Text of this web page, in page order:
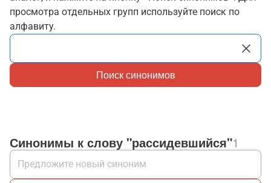
просмотра отдельных групп используйте поиск по
алфавиту.
Поиск синонимов
Синонимы к слову "рассидевшийся"1